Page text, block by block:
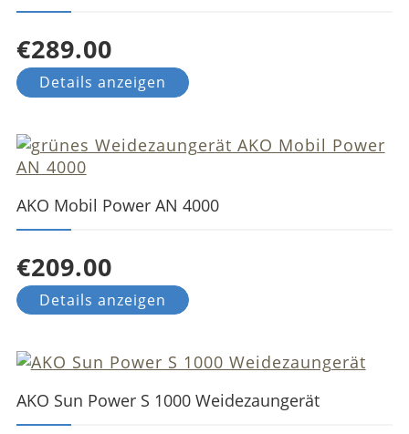
€289.00
Details anzeigen
AKO Mobil Power AN 4000
€209.00
Details anzeigen
AKO Sun Power S 1000 Weidezaungerät